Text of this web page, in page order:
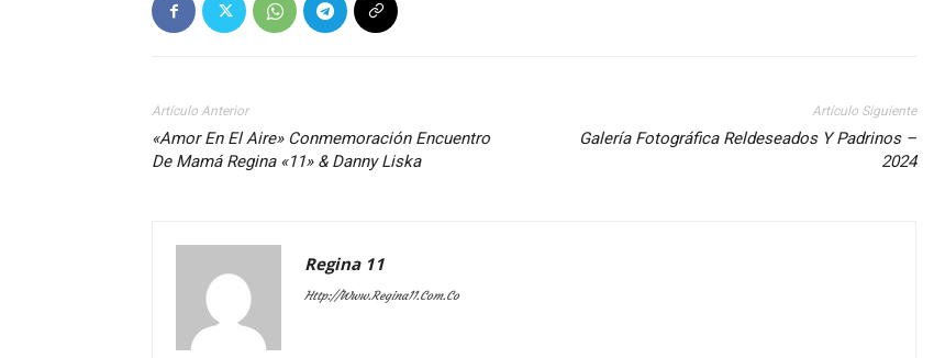
Artículo Anterior
«Amor En El Aire» Conmemoración Encuentro
De Mamá Regina «11» & Danny Liska
Artículo Siguiente
Galería Fotográfica Reldeseados Y Padrinos –
2024
Regina 11
Http://www.regina11.com.co